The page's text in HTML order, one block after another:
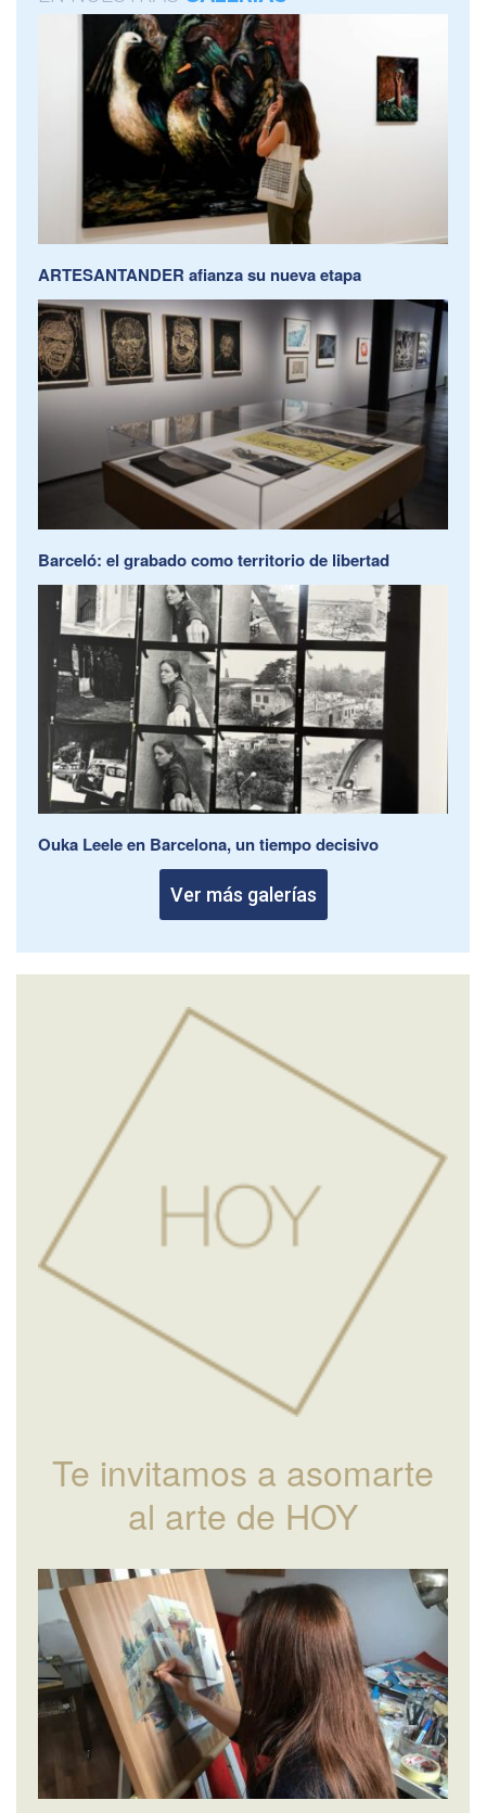
ARTESANTANDER afianza su nueva etapa
Barceló: el grabado como territorio de libertad
Ouka Leele en Barcelona, un tiempo decisivo
Ver más galerías
Te invitamos a asomarte
al arte de HOY